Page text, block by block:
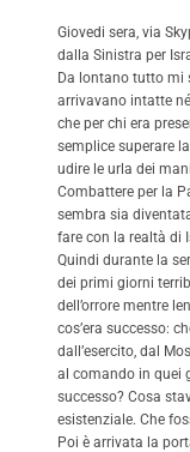
Giovedi sera, via
dalla Sinistra per
Da lontano tutto mi
arrivavano intatte
che per chi era
semplice superare
udire le urla dei
Combattere per la
sembra sia
fare con la realtà di
Quindi durante la
dei primi giorni
dell’orrore mentre
cos’era successo:
dall’esercito, dal
al comando in quei
successo? Cosa
esistenziale. Che
Poi è arrivata la